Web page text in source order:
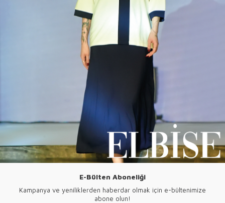
E-Bülten Aboneliği
Kampanya ve yeniliklerden haberdar olmak için e-bültenimize
abone olun!